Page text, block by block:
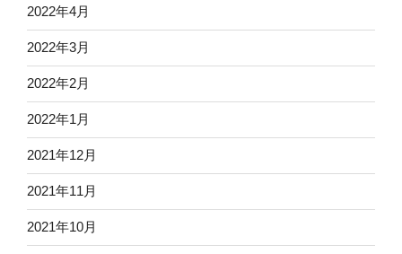
2022年4月
2022年3月
2022年2月
2022年1月
2021年12月
2021年11月
2021年10月